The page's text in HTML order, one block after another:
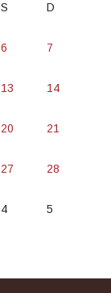
S D
6 7
13 14
20 21
27 28
4 5